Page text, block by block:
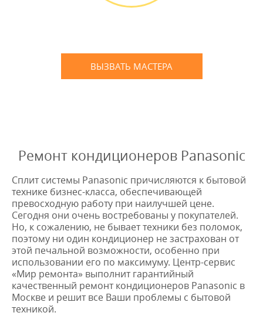
ВЫЗВАТЬ МАСТЕРА
Ремонт кондиционеров Panasonic
Сплит системы Panasonic причисляются к бытовой
технике бизнес-класса, обеспечивающей
превосходную работу при наилучшей цене.
Сегодня они очень востребованы у покупателей.
Но, к сожалению, не бывает техники без поломок,
поэтому ни один кондиционер не застрахован от
этой печальной возможности, особенно при
использовании его по максимуму. Центр-сервис
«Мир ремонта» выполнит гарантийный
качественный ремонт кондиционеров Panasonic в
Москве и решит все Ваши проблемы с бытовой
техникой.